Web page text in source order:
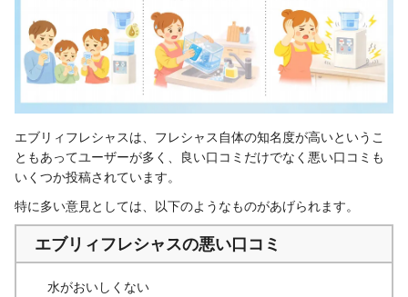
エブリィフレシャスは、フレシャス自体の知名度が高いというこ
ともあってユーザーが多く、良い口コミだけでなく悪い口コミも
いくつか投稿されています。
特に多い意見としては、以下のようなものがあげられます。
エブリィフレシャスの悪い口コミ
水がおいしくない